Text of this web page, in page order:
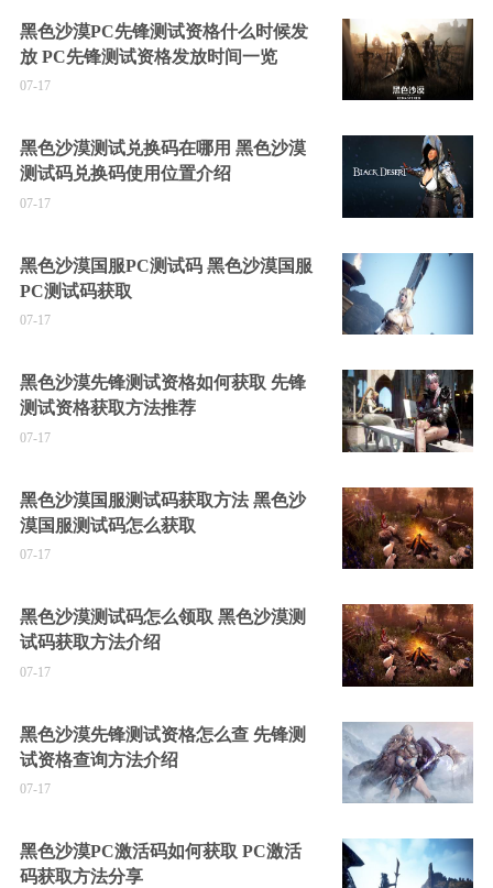
黑色沙漠PC先锋测试资格什么时候发
放 PC先锋测试资格发放时间一览
07-17
黑色沙漠测试兑换码在哪用 黑色沙漠
测试码兑换码使用位置介绍
07-17
黑色沙漠国服PC测试码 黑色沙漠国服
PC测试码获取
07-17
黑色沙漠先锋测试资格如何获取 先锋
测试资格获取方法推荐
07-17
黑色沙漠国服测试码获取方法 黑色沙
漠国服测试码怎么获取
07-17
黑色沙漠测试码怎么领取 黑色沙漠测
试码获取方法介绍
07-17
黑色沙漠先锋测试资格怎么查 先锋测
试资格查询方法介绍
07-17
黑色沙漠PC激活码如何获取 PC激活
码获取方法分享